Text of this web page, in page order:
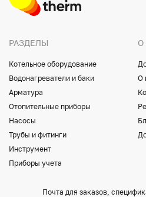
РАЗДЕЛЫ
Котельное оборудование
Водонагреватели и баки
Арматура
Отопительные приборы
Насосы
Трубы и фитинги
Инструмент
Приборы учета
О
О
Почта для заказов,